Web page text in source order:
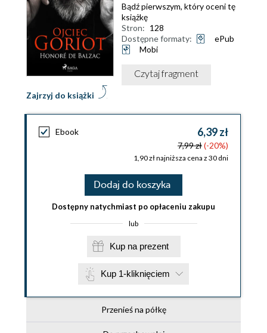
Zajrzyj do książki
Bądź pierwszym, który oceni tę
książkę
Stron: 128
Dostępne formaty:
ePub
Mobi
Czytaj fragment
Ebook 6,39 zł
7,99 zł(-20%)
1,90 zł najniższa cena z 30 dni
Dodaj do koszyka
Dostępny natychmiast po opłaceniu zakupu
lub
Kup na prezent
Kup 1-kliknięciem
Przenieś na półkę